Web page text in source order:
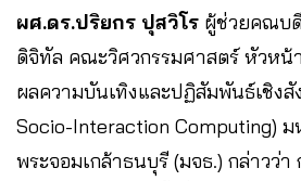
ผศ.ดร.ปริยกร ปุสวิโร ผู้ช่วยคณบ
ดิจิทัล คณะวิศวกรรมศาสตร์ หัวหน้
ผลความบันเทิงและปฏิสัมพันธ์เชิง
Socio-Interaction Computing) ม
พระจอมเกล้าธนบุรี (มจธ.) กล่าวว่า